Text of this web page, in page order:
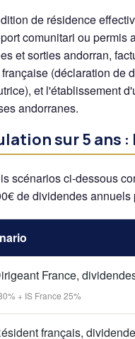
de résidence
comunitari ou permis
et sorties andorran,
(déclaration de
et l'établissement
andorranes.
sur 5 ans
scénarios ci-dessous
de dividendes annuels
France,
+ IS France 25%
français,